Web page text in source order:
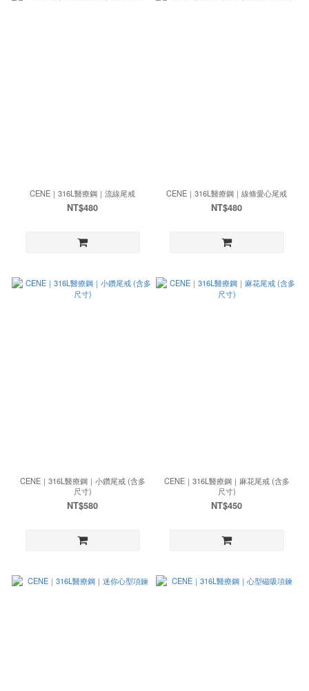
CENE｜316L醫療鋼｜流線尾戒
NT$480
CENE｜316L醫療鋼｜線條愛心尾戒
NT$480
CENE｜316L醫療鋼｜小鑽尾戒 (含多
尺寸)
NT$580
CENE｜316L醫療鋼｜麻花尾戒 (含多
尺寸)
NT$450